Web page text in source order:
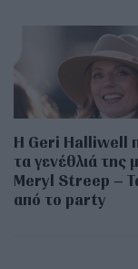
Η Geri Halliwell
τα γενέθλιά της
Meryl Streep –
από το party